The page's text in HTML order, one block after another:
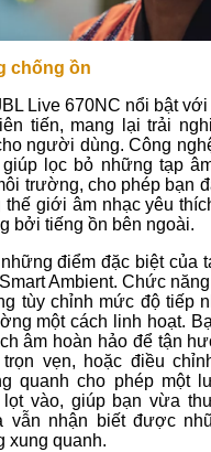
chống ồn
Live 670NC nổi bật
tiến, mang lại trải
người dùng. Công
lọc bỏ những tạp
trường, cho phép bạn
thế giới âm nhạc yêu
bởi tiếng ồn bên ngoài.
điểm đặc biệt của
Ambient. Chức
tùy chỉnh mức độ tiếp
một cách linh hoạt.
âm hoàn hảo để tận
trọn vẹn, hoặc điều
quanh cho phép một
lọt vào, giúp bạn vừa
vẫn nhận biết được
xung quanh.